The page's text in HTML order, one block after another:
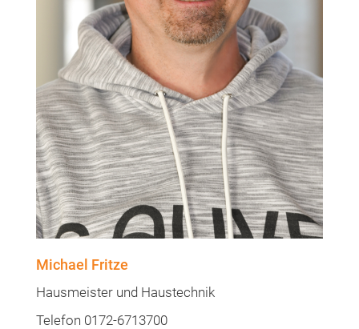
Michael Fritze
Hausmeister und Haustechnik
Telefon 0172-6713700